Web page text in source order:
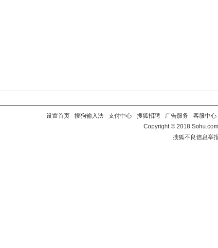
设置首页 - 搜狗输入法 - 支付中心 - 搜狐招聘 - 广告服务 - 客服中心
Copyright©2018
搜狐不良信息举